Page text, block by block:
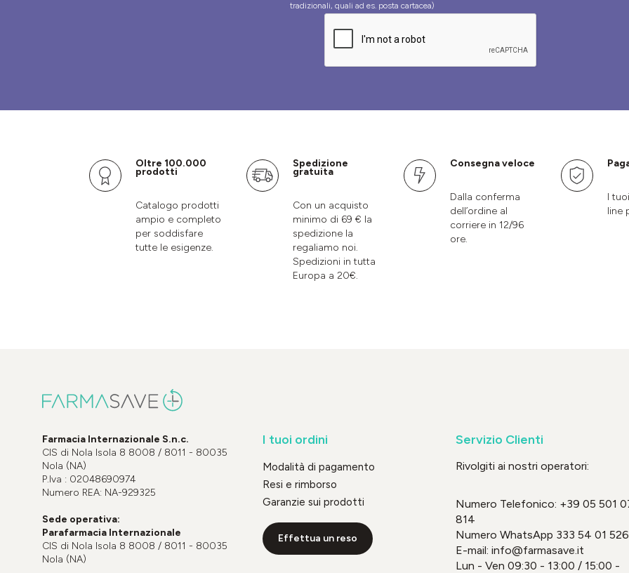
tradizionali, quali ad es. posta cartacea)
Oltre 100.000
prodotti
Catalogo prodotti
ampio e completo
per soddisfare
tutte le esigenze.
Spedizione
gratuita
Con un acquisto
minimo di 69 € la
spedizione la
regaliamo noi.
Spedizioni in tutta
Europa a 20€.
Consegna veloce
Dalla conferma
dell’ordine al
corriere in 12/96
ore.
I
line
Farmacia Internazionale S.n.c.
CIS di Nola Isola 8 8008 / 8011 - 80035
Nola (NA)
P.Iva : 02048690974
Numero REA: NA-929325
Sede operativa:
Parafarmacia Internazionale
CIS di Nola Isola 8 8008 / 8011 - 80035
Nola (NA)
I tuoi ordini
Modalità di pagamento
Resi e rimborso
Garanzie sui prodotti
Effettua un reso
Servizio Clienti
Rivolgiti ai nostri operatori:
Numero Telefonico: +39 05 501
814
Numero WhatsApp 333 54 01 526
E-mail: info@farmasave.it
Lun - Ven 09:30 - 13:00 / 15:00 -